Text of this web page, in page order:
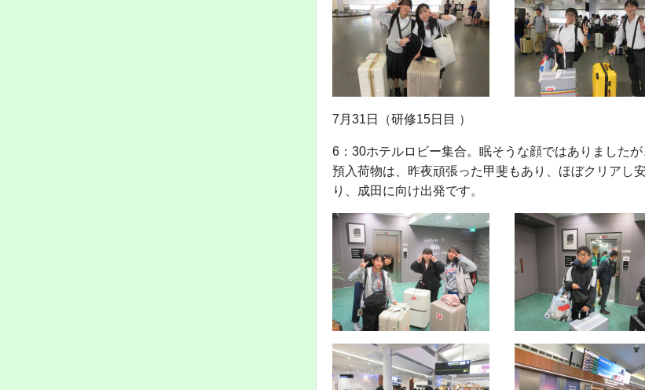
7月31日（研修15日目 ）
6：30ホテルロビー集合。眠そうな顔ではありました
預入荷物は、昨夜頑張った甲斐もあり、ほぼクリアし
り、成田に向け出発です。